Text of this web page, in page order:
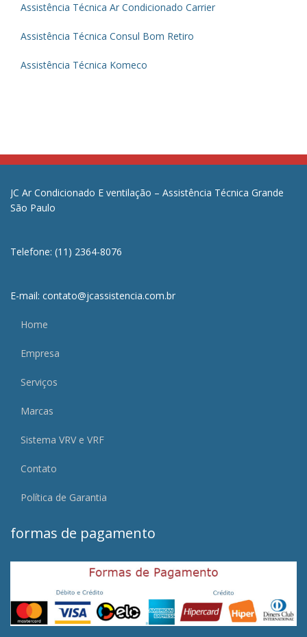
Assistência Técnica Ar Condicionado Carrier
Assistência Técnica Consul Bom Retiro
Assistência Técnica Komeco
JC Ar Condicionado E ventilação – Assistência Técnica Grande
São Paulo
Telefone: (11) 2364-8076
E-mail: contato@jcassistencia.com.br
Home
Empresa
Serviços
Marcas
Sistema VRV e VRF
Contato
Política de Garantia
formas de pagamento